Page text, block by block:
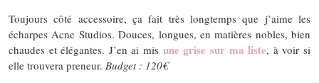
Toujours côté accessoire, ça fait très longtemps que j’aime les
écharpes Acne Studios. Douces, longues, en matières nobles, bien
chaudes et élégantes. J’en ai mis une grise sur ma liste, à voir si
elle trouvera preneur. Budget : 120€